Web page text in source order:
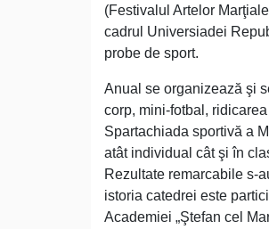
(Festivalul Artelor
cadrul Universiadei
probe de sport.
Anual se organizează şi
corp, mini-fotbal,
Spartachiada sportivă a
atât individual cât şi în
Rezultate remarcabile s-
istoria catedrei este
Academiei „Ştefan cel